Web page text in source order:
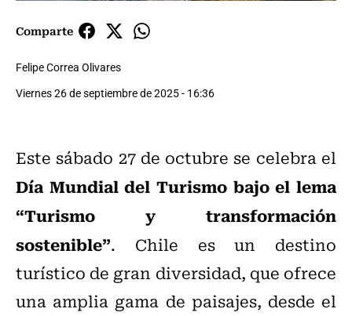
Comparte
Felipe Correa Olivares
Viernes 26 de septiembre de 2025 - 16:36
Este sábado 27 de octubre se celebra el
Día Mundial del Turismo bajo el lema
“Turismo y transformación
sostenible”. Chile es un destino
turístico de gran diversidad, que ofrece
una amplia gama de paisajes, desde el